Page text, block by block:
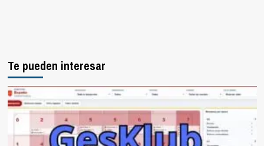
Te pueden interesar